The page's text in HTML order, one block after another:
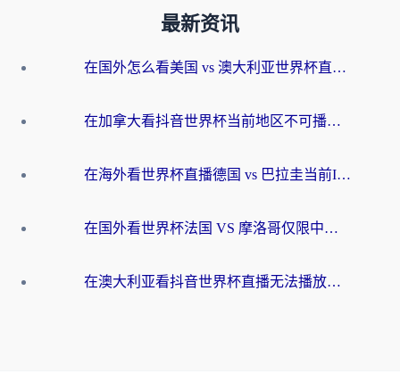
最新资讯
在国外怎么看美国 vs 澳大利亚世界杯直播？海外党必藏的中文解说观赛指南
在加拿大看抖音世界杯当前地区不可播放？海外党体育观赛终极指南
在海外看世界杯直播德国 vs 巴拉圭当前IP受限制？这篇指南帮你轻松解决地区限制
在国外看世界杯法国 VS 摩洛哥仅限中国大陆？别让地域限制拦下你的欢呼
在澳大利亚看抖音世界杯直播无法播放？海外党体育观赛终极指南来了！